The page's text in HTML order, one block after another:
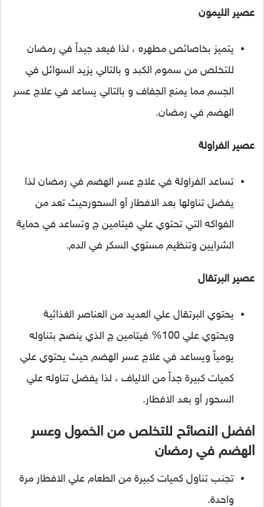
عصير الليمون
يتميز بخاصائص مطهره ، لذا فيعد جيداً في رمضان
للتخلص من سموم الكبد و بالتالي يزيد السوائل في
الجسم مما يمنع الجفاف و بالتالي يساعد في علاج عسر
الهضم في رمضان.
عصير الفراولة
تساعد الفراولة في علاج عسر الهضم في رمضان لذا
يفضل تناولها بعد الافطار أو السحورحيث تعد من
الفواكه التي تحتوي علي فيتامين ج وتساعد في حماية
الشرايين وتنظيم مستوي السكر في الدم.
عصير البرتقال
يحتوي البرتقال علي العديد من العناصر الغذائية
ويحتوي علي 100% فيتامين ج الذي ينصح بتناوله
يومياً ويساعد في علاج عسر الهضم حيث يحتوي علي
كميات كبيرة جداً من الالياف ، لذا يفضل تناوله علي
السحور أو بعد الافطار.
افضل النصائح للتخلص من الخمول وعسر
الهضم في رمضان
تجنب تناول كميات كبيرة من الطعام علي الافطار مرة
واحدة.